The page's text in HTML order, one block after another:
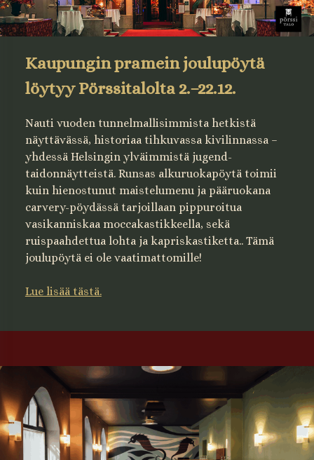
Kaupungin pramein joulupöytä
löytyy Pörssitalolta 2.–22.12.
Nauti vuoden tunnelmallisimmista hetkistä
näyttävässä, historiaa tihkuvassa kivilinnassa –
yhdessä Helsingin ylväimmistä jugend-
taidonnäytteistä. Runsas alkuruokapöytä toimii
kuin hienostunut maistelumenu ja pääruokana
carvery-pöydässä tarjoillaan pippuroitua
vasikanniskaa moccakastikkeella, sekä
ruispaahdettua lohta ja kapriskastiketta.. Tämä
joulupöytä ei ole vaatimattomille!
Lue lisää tästä.